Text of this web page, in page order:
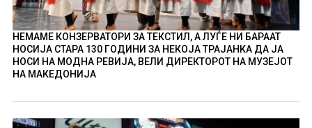
НЕМАМЕ КОНЗЕРВАТОРИ ЗА ТЕКСТИЛ, А ЛУЃЕ НИ БАРААТ
НОСИЈА СТАРА 130 ГОДИНИ ЗА НЕКОЈА ТРАЈАНКА ДА ЈА
НОСИ НА МОДНА РЕВИЈА, ВЕЛИ ДИРЕКТОРОТ НА МУЗЕЈОТ
НА МАКЕДОНИЈА